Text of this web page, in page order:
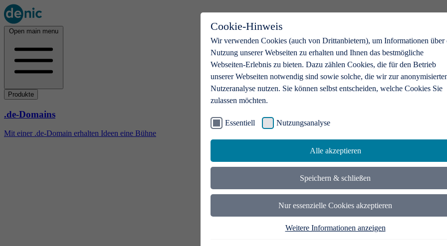
Cookie-Hinweis
Wir verwenden Cookies (auch von Drittanbietern), um Informationen über
Nutzung unserer Webseiten zu erhalten und Ihnen das bestmögliche
Webseiten-Erlebnis zu bieten. Dazu zählen Cookies, die für den Betrieb
unserer Webseiten notwendig sind sowie solche, die wir zur
Nutzeranalyse nutzen. Sie können selbst entscheiden, welche Cookies Sie
zulassen möchten.
Essentiell Nutzungsanalyse
Alle akzeptieren
Speichern & schließen
Nur essenzielle Cookies akzeptieren
Weitere Informationen anzeigen
Open main menu
Produkte
.de-Domains
Mit einer .de-Domain erhalten Ideen eine Bühne